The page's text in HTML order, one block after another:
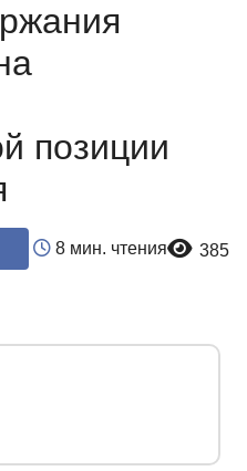
позиции
8 мин. чтения 385